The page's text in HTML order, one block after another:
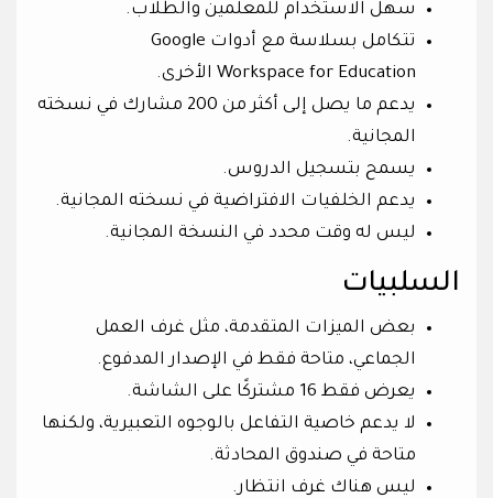
سهل الاستخدام للمعلمين والطلاب.
تتكامل بسلاسة مع أدوات Google
Workspace for Education الأخرى.
يدعم ما يصل إلى أكثر من 200 مشارك في نسخته
المجانية.
يسمح بتسجيل الدروس.
يدعم الخلفيات الافتراضية في نسخته المجانية.
ليس له وقت محدد في النسخة المجانية.
السلبيات
بعض الميزات المتقدمة، مثل غرف العمل
الجماعي، متاحة فقط في الإصدار المدفوع.
يعرض فقط 16 مشتركًا على الشاشة.
لا يدعم خاصية التفاعل بالوجوه التعبيرية، ولكنها
متاحة في صندوق المحادثة.
ليس هناك غرف انتظار.